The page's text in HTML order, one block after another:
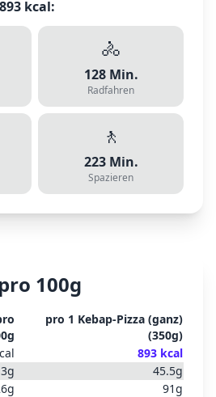
893 kcal:
🚴
128Min.
Radfahren
🚶
223Min.
Spazieren
100g
pro 1 Kebap-Pizza (ganz)
(350g)
893 kcal
g 45.5g
g 91g